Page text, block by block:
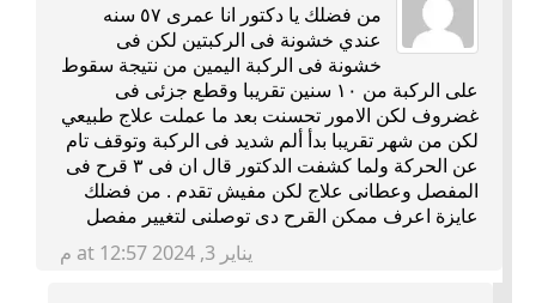
من فضلك يا دكتور انا عمرى ٥٧ سنه
عندي خشونة فى الركبتين لكن فى
خشونة فى الركبة اليمين من نتيجة سقوط
على الركبة من ١٠ سنين تقريبا وقطع جزئى فى
غضروف لكن الامور تحسنت بعد ما عملت علاج طبيعي
لكن من شهر تقريبا بدأ ألم شديد فى الركبة وتوقف تام
عن الحركة ولما كشفت الدكتور قال ان فى ٣ قرح فى
المفصل وعطانى علاج لكن مفيش تقدم . من فضلك
عايزة اعرف ممكن القرح دى توصلنى لتغيير مفصل
يناير 3, 2024 at 12:57 م